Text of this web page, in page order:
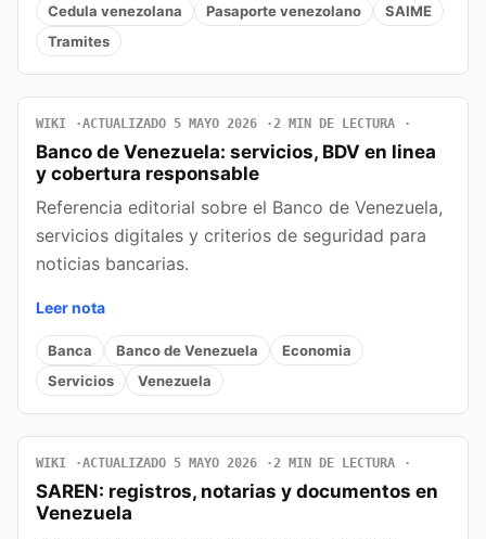
Cedula venezolana Pasaporte venezolano
SAIME
Tramites
WIKI ACTUALIZADO 5 MAYO 2026 2 MIN DE LECTURA
Banco de Venezuela: servicios, BDV en linea
y cobertura responsable
Referencia editorial sobre el Banco de Venezuela,
servicios digitales y criterios de seguridad para
noticias bancarias.
Leer nota
Banca Banco de Venezuela
Economia
Servicios
Venezuela
WIKI ACTUALIZADO 5 MAYO 2026 2 MIN DE LECTURA
SAREN: registros, notarias y documentos en
Venezuela